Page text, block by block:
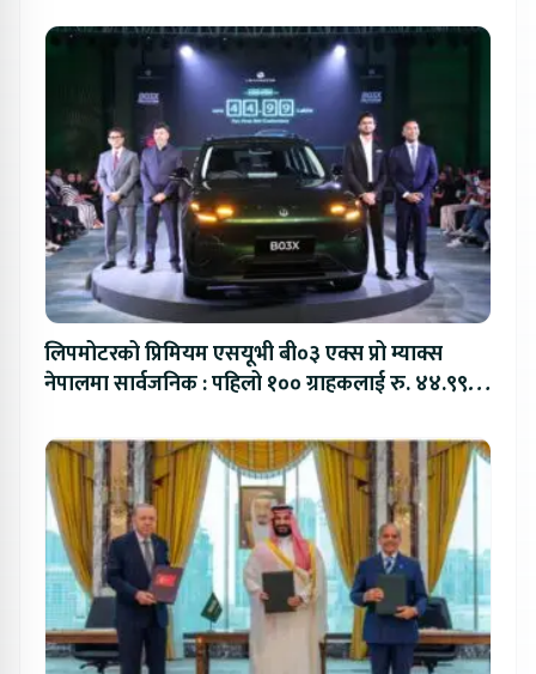
लिपमोटरको प्रिमियम एसयूभी बी०३ एक्स प्रो म्याक्स
नेपालमा सार्वजनिक : पहिलो १०० ग्राहकलाई रु. ४४.९९